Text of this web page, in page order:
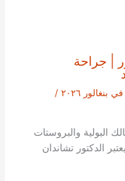
| جراحة
٢٠٢٦
/
البولية والبروستات
أكثر من ١٠ عاما، يعتبر الدكتور تشاندان